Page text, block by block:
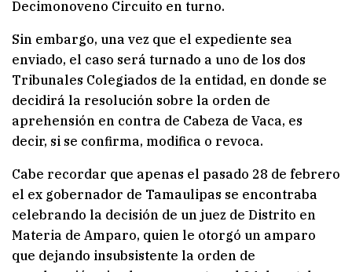
Decimonoveno Circuito en turno.
Sin embargo, una vez que el expediente sea
enviado, el caso será turnado a uno de los dos
Tribunales Colegiados de la entidad, en donde se
decidirá la resolución sobre la orden de
aprehensión en contra de Cabeza de Vaca, es
decir, si se confirma, modifica o revoca.
Cabe recordar que apenas el pasado 28 de febrero
el ex gobernador de Tamaulipas se encontraba
celebrando la decisión de un juez de Distrito en
Materia de Amparo, quien le otorgó un amparo
que dejando insubsistente la orden de